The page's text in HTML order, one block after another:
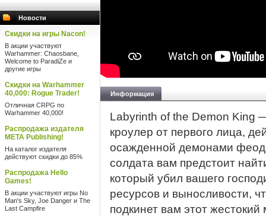
Новости
Скидки на игры Nacon!
В акции участвуют
Warhammer: Chaosbane,
Welcome to ParadiZe и
другие игры
Скидки на Warhammer
40,000: Rogue Trader!
Отличная CRPG по
Warhammer 40,000!
Распродажа издателя
META Publishing!
На каталог издателя
действуют скидки до 85%
Распродажа Hello
Games!
В акции участвуют игры No
Man's Sky, Joe Danger и The
Last Campfire
Информация
Labyrinth of the Demon
кроулер от первого лица,
осажденной демонами
солдата вам предстоит
который убил вашего
ресурсов и выносливости,
подкинет вам этот жестокий